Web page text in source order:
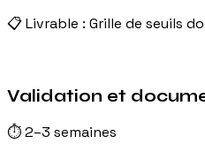
📋 Livrable : Grille de seuils
Validation et
⏱2–3 semaines